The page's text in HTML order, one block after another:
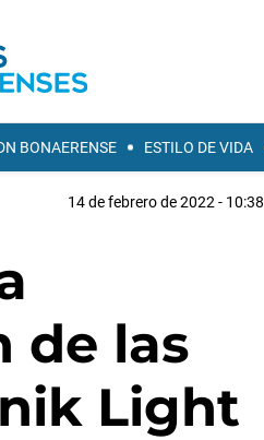
BONAERENSE ESTILO DE VIDA
14 de febrero de 2022 - 10:38
de las
Light